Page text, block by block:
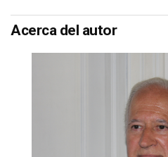
Acerca del autor